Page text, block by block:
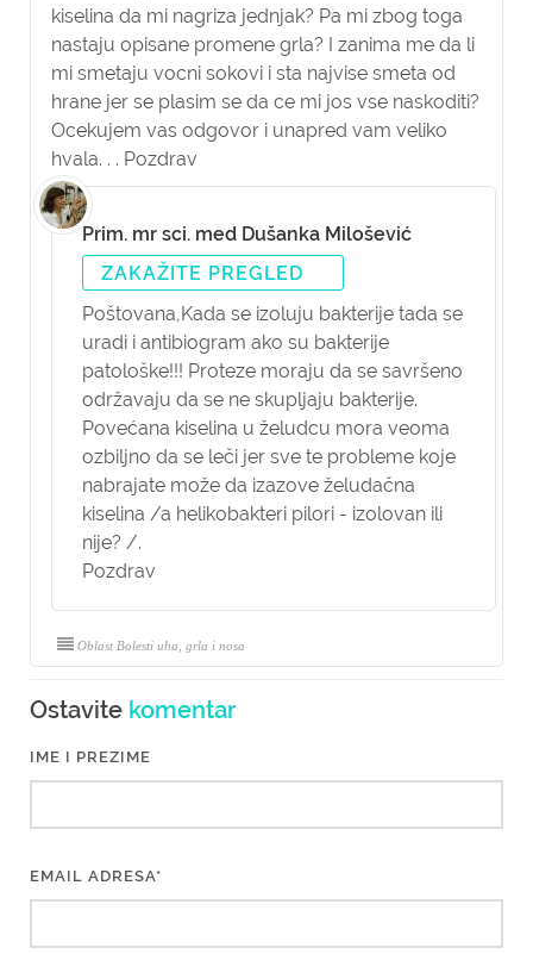
kiselina da mi nagriza jednjak? Pa mi zbog toga
nastaju opisane promene grla? I zanima me da li
mi smetaju vocni sokovi i sta najvise smeta od
hrane jer se plasim se da ce mi jos vse naskoditi?
Ocekujem vas odgovor i unapred vam veliko
hvala. . . Pozdrav
Prim. mr sci. med Dušanka Milošević
ZAKAŽITE PREGLED
Poštovana,Kada se izoluju bakterije tada se
uradi i antibiogram ako su bakterije
patološke!!! Proteze moraju da se savršeno
održavaju da se ne skupljaju bakterije.
Povećana kiselina u želudcu mora veoma
ozbiljno da se leči jer sve te probleme koje
nabrajate može da izazove želudačna
kiselina /a helikobakteri pilori - izolovan ili
nije? /.
Pozdrav
Oblast Bolesti uha, grla i nosa
Ostavite komentar
IME I PREZIME
EMAIL ADRESA*